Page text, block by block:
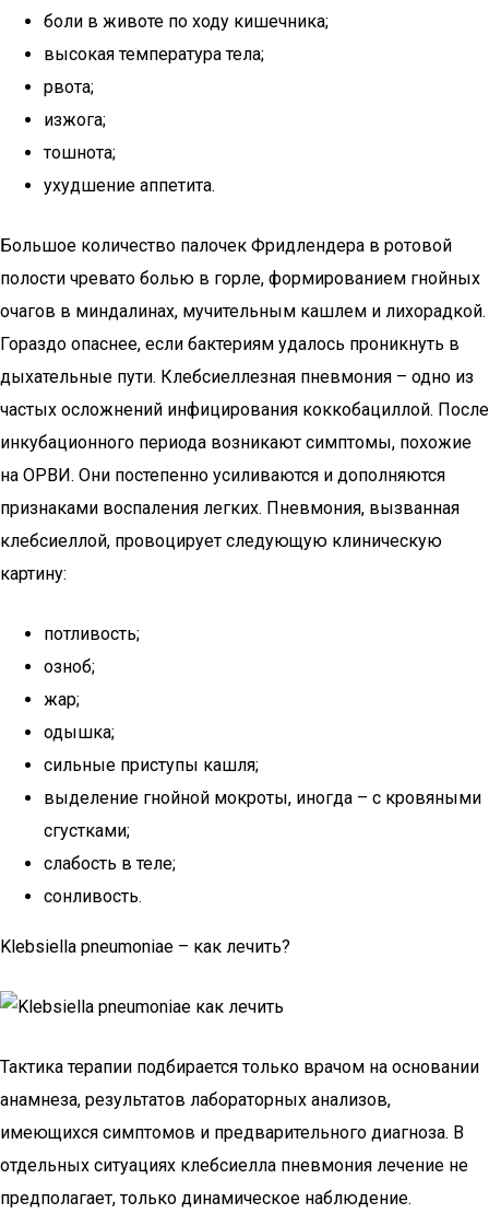
боли в животе по ходу кишечника;
высокая температура тела;
рвота;
изжога;
тошнота;
ухудшение аппетита.
Большое количество палочек Фридлендера в ротовой
полости чревато болью в горле, формированием гнойных
очагов в миндалинах, мучительным кашлем и лихорадкой.
Гораздо опаснее, если бактериям удалось проникнуть в
дыхательные пути. Клебсиеллезная пневмония – одно из
частых осложнений инфицирования коккобациллой. После
инкубационного периода возникают симптомы, похожие
на ОРВИ. Они постепенно усиливаются и дополняются
признаками воспаления легких. Пневмония, вызванная
клебсиеллой, провоцирует следующую клиническую
картину:
потливость;
озноб;
жар;
одышка;
сильные приступы кашля;
выделение гнойной мокроты, иногда – с кровяными
сгустками;
слабость в теле;
сонливость.
Klebsiella pneumoniae – как лечить?
Тактика терапии подбирается только врачом на основании
анамнеза, результатов лабораторных анализов,
имеющихся симптомов и предварительного диагноза. В
отдельных ситуациях клебсиелла пневмония лечение не
предполагает, только динамическое наблюдение.